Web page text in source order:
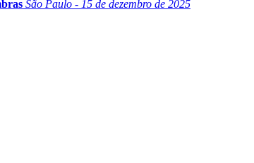
São Paulo - 15 de dezembro de 2025